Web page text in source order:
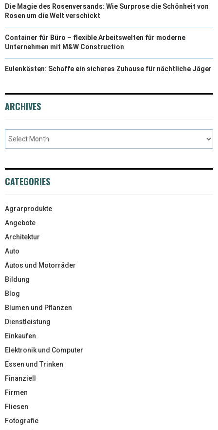
Die Magie des Rosenversands: Wie Surprose die Schönheit von
Rosen um die Welt verschickt
Container für Büro – flexible Arbeitswelten für moderne
Unternehmen mit M&W Construction
Eulenkästen: Schaffe ein sicheres Zuhause für nächtliche Jäger
ARCHIVES
CATEGORIES
Agrarprodukte
Angebote
Architektur
Auto
Autos und Motorräder
Bildung
Blog
Blumen und Pflanzen
Dienstleistung
Einkaufen
Elektronik und Computer
Essen und Trinken
Finanziell
Firmen
Fliesen
Fotografie